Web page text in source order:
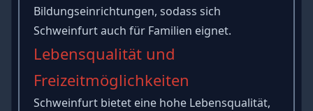
Bildungseinrichtungen, sodass sich
Schweinfurt auch für Familien eignet.
Lebensqualität und
Freizeitmöglichkeiten
Schweinfurt bietet eine hohe Lebensqualität,